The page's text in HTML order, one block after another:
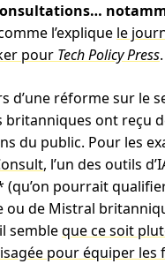
l’explique le
pour Tech Policy Press.
d’une réforme sur le
britanniques ont reçu
du public. Pour les
, l’un des outils
pourrait
ou de Mistral
sembleque ce soit
pour équiper